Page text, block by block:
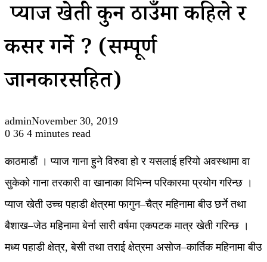
प्याज खेती कुन ठाउँमा कहिले र
कसरी गर्ने ? (सम्पूर्ण
जानकारीसहित)
adminNovember 30, 2019
0 36 4 minutes read
काठमाडौं । प्याज गाना हुने विरुवा हो र यसलाई हरियो अवस्थामा वा
सुकेको गाना तरकारी वा खानाका विभिन्न परिकारमा प्रयोग गरिन्छ ।
प्याज खेती उच्च पहाडी क्षेत्रमा फागुन–चैत्र महिनामा बीउ छर्ने तथा
बैशाख–जेठ महिनामा बेर्ना सारी वर्षमा एकपटक मात्र खेती गरिन्छ ।
मध्य पहाडी क्षेत्र, बेसी तथा तराई क्षेत्रमा असोज–कार्तिक महिनामा बीउ